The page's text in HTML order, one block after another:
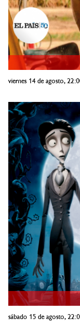
viernes 14 de agosto,
sábado 15 de agosto,